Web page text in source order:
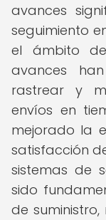
avances
seguimiento
el ámbito
avances
rastrear y
envíos en
mejorado la
satisfacción
sistemas de
sido
de